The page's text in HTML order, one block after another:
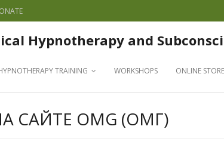
Hypnotherapy and
TRAINING WORKSHOPS ONLINE STORE
САЙТЕ OMG (ОМГ)